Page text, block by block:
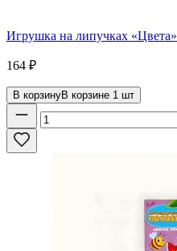
Игрушка на липучках «Цвета»
164 ₽
В корзинуВ корзине 1 шт